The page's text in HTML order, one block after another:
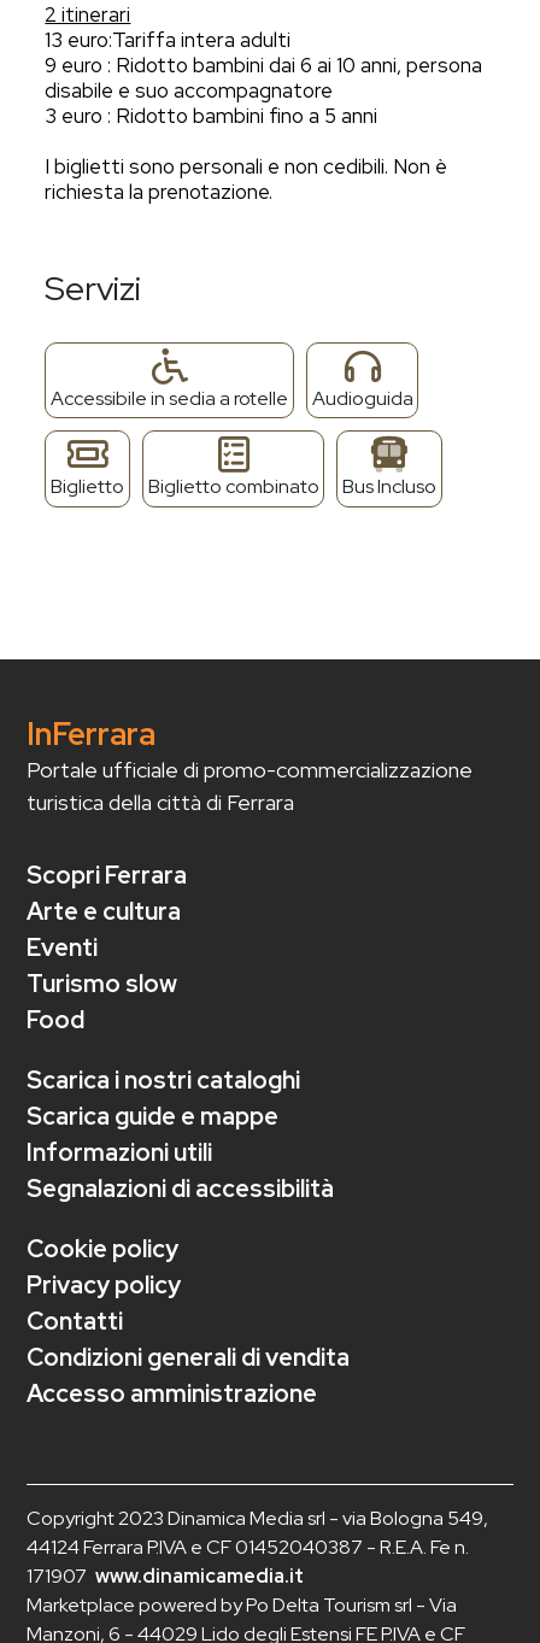
2 itinerari
13 euro:Tariffa intera adulti
9 euro : Ridotto bambini dai 6 ai 10 anni, persona
disabile e suo accompagnatore
3 euro : Ridotto bambini fino a 5 anni
I biglietti sono personali e non cedibili. Non è
richiesta la prenotazione.
Servizi
Accessibile in sedia a rotelle Audioguida
Biglietto Biglietto combinato Bus Incluso
InFerrara
Portale ufficiale di promo-commercializzazione
turistica della città di Ferrara
Scopri Ferrara
Arte e cultura
Eventi
Turismo slow
Food
Scarica i nostri cataloghi
Scarica guide e mappe
Informazioni utili
Segnalazioni di accessibilità
Cookie policy
Privacy policy
Contatti
Condizioni generali di vendita
Accesso amministrazione
Copyright 2023 Dinamica Media srl - via Bologna 549,
44124 Ferrara P.IVA e CF 01452040387 - R.E.A. Fe n.
171907 www.dinamicamedia.it
Marketplace powered by Po Delta Tourism srl - Via
Manzoni, 6 - 44029 Lido degli Estensi FE P.IVA e CF